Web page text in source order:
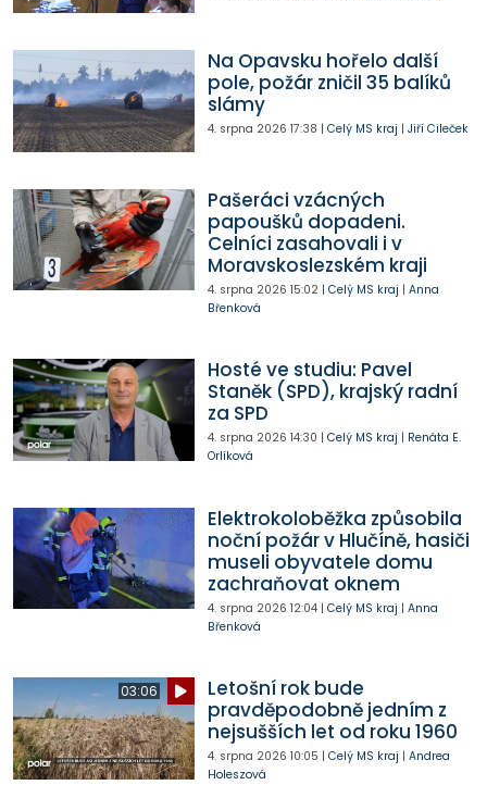
Na Opavsku hořelo další
pole, požár zničil 35 balíků
slámy
4. srpna 2026 17:38 | Celý MS kraj | Jiří Cileček
Pašeráci vzácných
papoušků dopadeni.
Celníci zasahovali i v
Moravskoslezském kraji
4. srpna 2026 15:02| Celý MS kraj | Anna
Břenková
Hosté ve studiu: Pavel
Staněk (SPD), krajský radní
za SPD
4. srpna 2026 14:30 | Celý MS kraj | Renáta E.
Orlíková
Elektrokoloběžka způsobila
noční požár v Hlučíně, hasiči
museli obyvatele domu
zachraňovat oknem
4. srpna 2026 12:04| Celý MS kraj | Anna
Břenková
03:06
Letošní rok bude
pravděpodobně jedním z
nejsušších let od roku 1960
4. srpna 2026 10:05 | Celý MS kraj | Andrea
Holeszová